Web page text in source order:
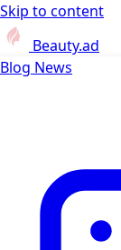
Skip to content
Beauty.ad
Blog News